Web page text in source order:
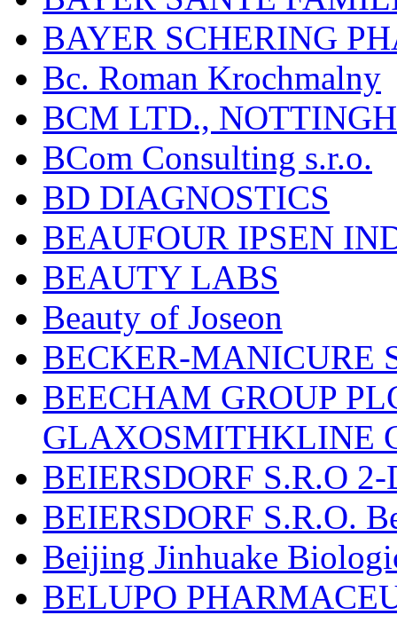
BAYER SCHERING
Bc. Roman Krochmalny
BCM LTD.,
BCom Consulting s.r.o.
BD DIAGNOSTICS
BEAUFOUR IPSEN
BEAUTY LABS
Beauty of Joseon
BECKER-MANICURE
BEECHAM GROUP
GLAXOSMITHKLINE
BEIERSDORF S.R.O
BEIERSDORF S.R.O.
Beijing Jinhuake
BELUPO